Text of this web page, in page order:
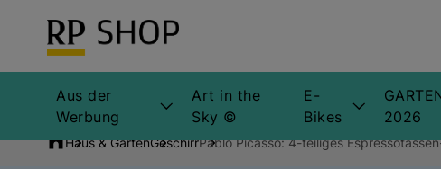
Aus der
Werbung
Art in the
Sky ©
E-
Bikes
2026
Haus & GartenGeschirrPablo Picasso: 4-teiliges